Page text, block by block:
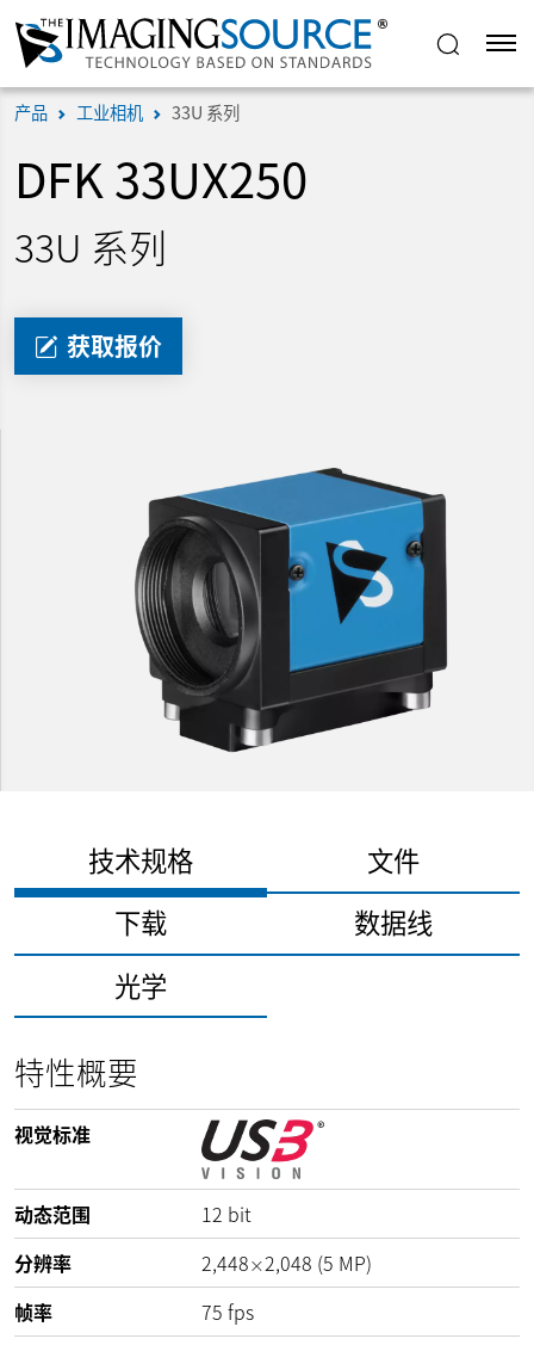
产品 工业相机 33U 系列
DFK 33UX250
33U 系列
获取报价
技术规格
文件
下载
数据线
光学
特性概要
视觉标准
动态范围 12 bit
分辨率
2,448×2,048 (5 MP)
帧率
75 fps